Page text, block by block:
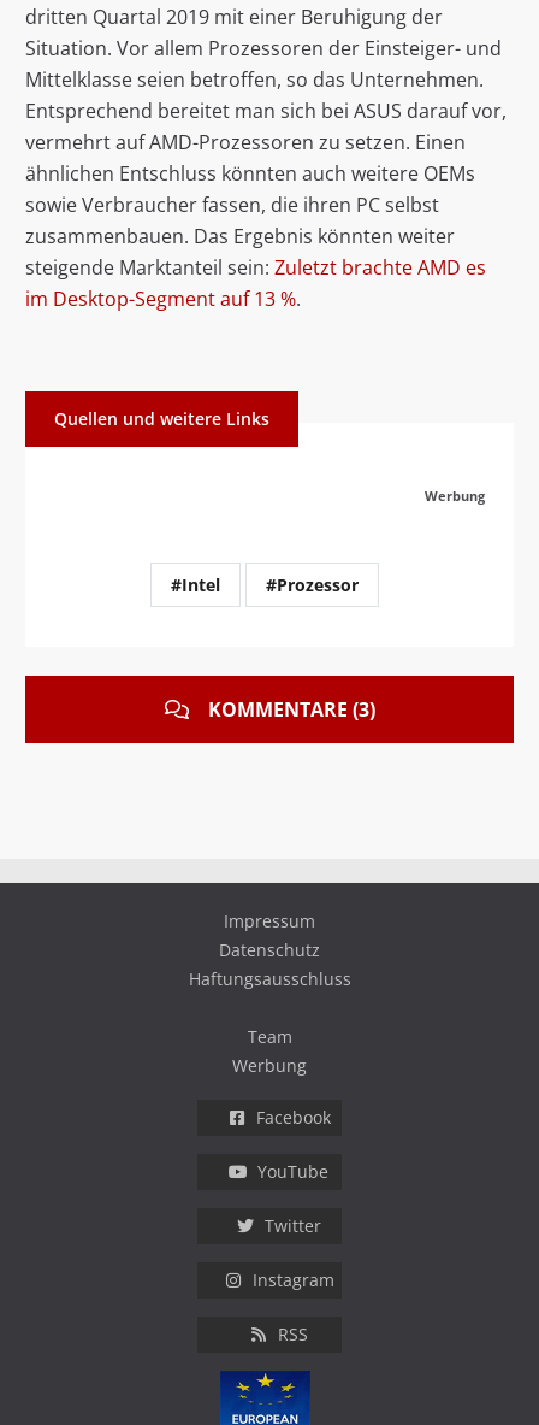
dritten Quartal 2019 mit einer Beruhigung der
Situation. Vor allem Prozessoren der Einsteiger- und
Mittelklasse seien betroffen, so das Unternehmen.
Entsprechend bereitet man sich bei ASUS darauf vor,
vermehrt auf AMD-Prozessoren zu setzen. Einen
ähnlichen Entschluss könnten auch weitere OEMs
sowie Verbraucher fassen, die ihren PC selbst
zusammenbauen. Das Ergebnis könnten weiter
steigende Marktanteil sein: Zuletzt brachte AMD es
im Desktop-Segment auf 13 %.
Quellen und weitere Links
Werbung
#Intel #Prozessor
KOMMENTARE (3)
Impressum
Datenschutz
Haftungsausschluss
Team
Werbung
Facebook
YouTube
Twitter
Instagram
RSS